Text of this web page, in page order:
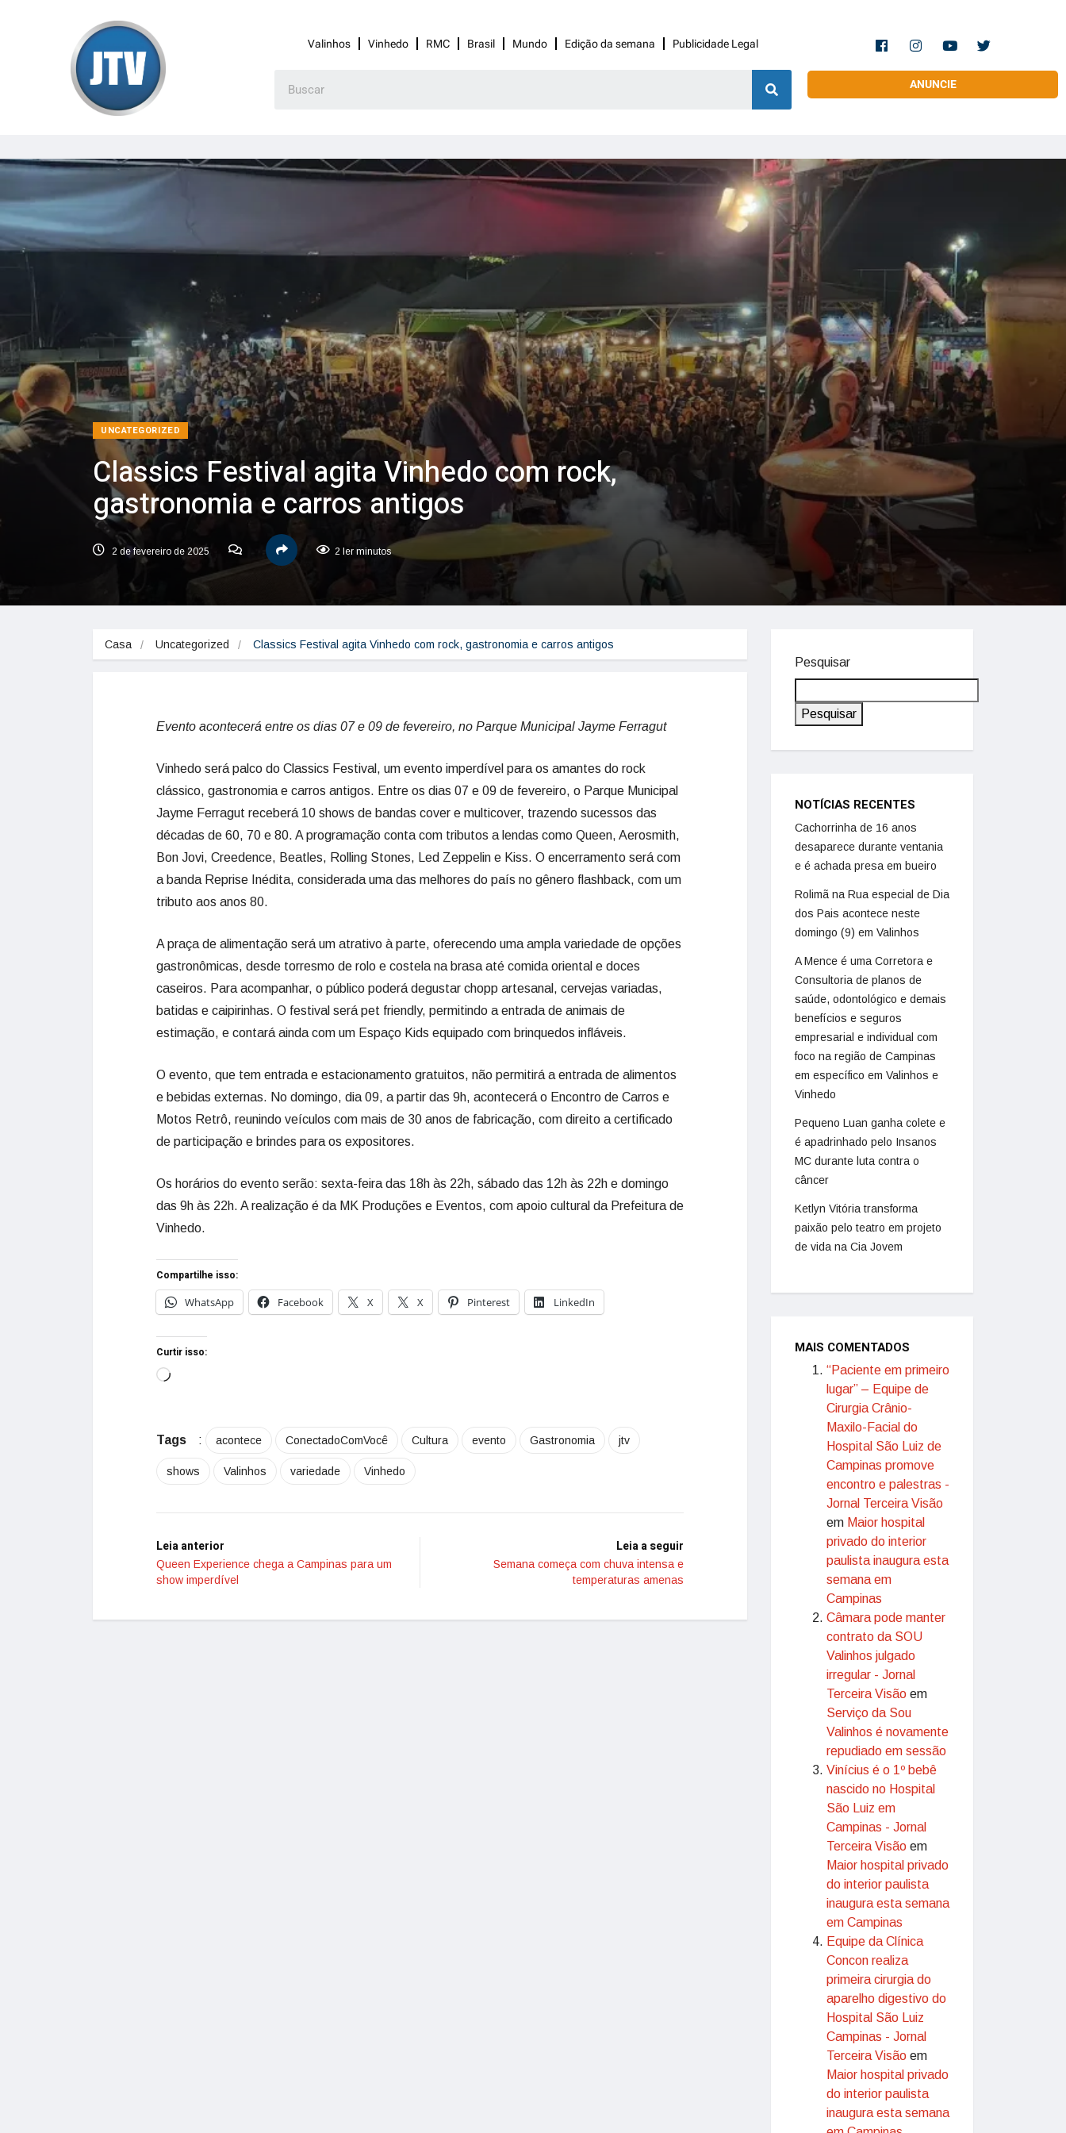
Valinhos Vinhedo RMC Brasil Mundo Edição da semana Publicidade Legal
ANUNCIE
UNCATEGORIZED
Classics Festival agita Vinhedo com rock,
gastronomia e carros antigos
2 de fevereiro de 2025 2 ler minutos
Casa Uncategorized Classics Festival agita Vinhedo com rock, gastronomia e carros antigos
Evento acontecerá entre os dias 07 e 09 de fevereiro, no Parque Municipal Jayme Ferragut
Vinhedo será palco do Classics Festival, um evento imperdível para os amantes do rock
clássico, gastronomia e carros antigos. Entre os dias 07 e 09 de fevereiro, o Parque Municipal
Jayme Ferragut receberá 10 shows de bandas cover e multicover, trazendo sucessos das
décadas de 60, 70 e 80. A programação conta com tributos a lendas como Queen, Aerosmith,
Bon Jovi, Creedence, Beatles, Rolling Stones, Led Zeppelin e Kiss. O encerramento será com
a banda Reprise Inédita, considerada uma das melhores do país no gênero flashback, com um
tributo aos anos 80.
A praça de alimentação será um atrativo à parte, oferecendo uma ampla variedade de opções
gastronômicas, desde torresmo de rolo e costela na brasa até comida oriental e doces
caseiros. Para acompanhar, o público poderá degustar chopp artesanal, cervejas variadas,
batidas e caipirinhas. O festival será pet friendly, permitindo a entrada de animais de
estimação, e contará ainda com um Espaço Kids equipado com brinquedos infláveis.
O evento, que tem entrada e estacionamento gratuitos, não permitirá a entrada de alimentos
e bebidas externas. No domingo, dia 09, a partir das 9h, acontecerá o Encontro de Carros e
Motos Retrô, reunindo veículos com mais de 30 anos de fabricação, com direito a certificado
de participação e brindes para os expositores.
Os horários do evento serão: sexta-feira das 18h às 22h, sábado das 12h às 22h e domingo
das 9h às 22h. A realização é da MK Produções e Eventos, com apoio cultural da Prefeitura de
Vinhedo.
Compartilhe isso:
WhatsApp
Facebook X X Pinterest LinkedIn
Curtir isso:
Tags : acontece ConectadoComVocê Cultura evento Gastronomia jtv
shows Valinhos variedade Vinhedo
Leia anterior
Queen Experience chega a Campinas para um
show imperdível
Leia a seguir
Semana começa com chuva intensa e
temperaturas amenas
Pesquisar
Pesquisar
NOTÍCIAS RECENTES
Cachorrinha de 16 anos
desaparece durante ventania
e é achada presa em bueiro
Rolimã na Rua especial de Dia
dos Pais acontece neste
domingo (9) em Valinhos
A Mence é uma Corretora e
Consultoria de planos de
saúde, odontológico e demais
benefícios e seguros
empresarial e individual com
foco na região de Campinas
em específico em Valinhos e
Vinhedo
Pequeno Luan ganha colete e
é apadrinhado pelo Insanos
MC durante luta contra o
câncer
Ketlyn Vitória transforma
paixão pelo teatro em projeto
de vida na Cia Jovem
MAIS COMENTADOS
“Paciente em primeiro
lugar” – Equipe de
Cirurgia Crânio-
Maxilo-Facial do
Hospital São Luiz de
Campinas promove
encontro e palestras -
Jornal Terceira Visão
em Maior hospital
privado do interior
paulista inaugura esta
semana em
Campinas
Câmara pode manter
contrato da SOU
Valinhos julgado
irregular - Jornal
Terceira Visão em
Serviço da Sou
Valinhos é novamente
repudiado em sessão
Vinícius é o 1º bebê
nascido no Hospital
São Luiz em
Campinas - Jornal
Terceira Visão em
Maior hospital privado
do interior paulista
inaugura esta semana
em Campinas
Equipe da Clínica
Concon realiza
primeira cirurgia do
aparelho digestivo do
Hospital São Luiz
Campinas - Jornal
Terceira Visão em
Maior hospital privado
do interior paulista
inaugura esta semana